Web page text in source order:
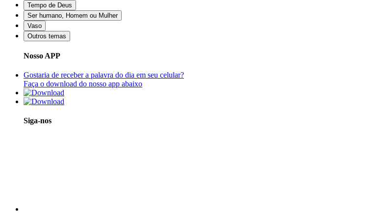
Tempo de Deus
Ser humano, Homem ou Mulher
Vaso
Outros temas
Nosso APP
Gostaria de receber a palavra do dia em seu celular?
Faça o download do nosso app abaixo
Siga-nos